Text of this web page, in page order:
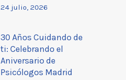
24 julio, 2026
30 Años Cuidando de
ti: Celebrando el
Aniversario de
Psicólogos Madrid